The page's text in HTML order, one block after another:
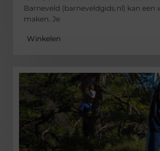
Barneveld (barneveldgids.nl) kan een
maken. Je
Winkelen